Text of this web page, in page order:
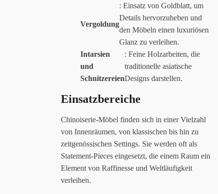
Vergoldung
: Einsatz von Goldblatt, um
Details hervorzuheben und
den Möbeln einen luxuriösen
Glanz zu verleihen.
Intarsien
und
Schnitzereien
: Feine Holzarbeiten, die
traditionelle asiatische
Designs darstellen.
Einsatzbereiche
Chinoiserie-Möbel finden sich in einer Vielzahl
von Innenräumen, von klassischen bis hin zu
zeitgenössischen Settings. Sie werden oft als
Statement-Pieces eingesetzt, die einem Raum ein
Element von Raffinesse und Weltläufigkeit
verleihen.